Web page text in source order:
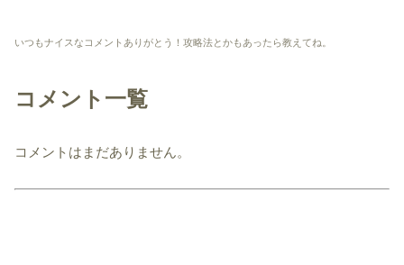
いつもナイスなコメントありがとう！攻略法とかもあったら教えてね。
コメント一覧
コメントはまだありません。